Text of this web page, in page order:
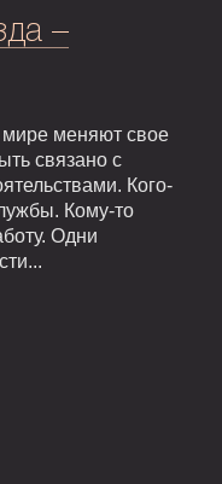
–
меняют свое
связано с
Кого-
Кому-то
Одни